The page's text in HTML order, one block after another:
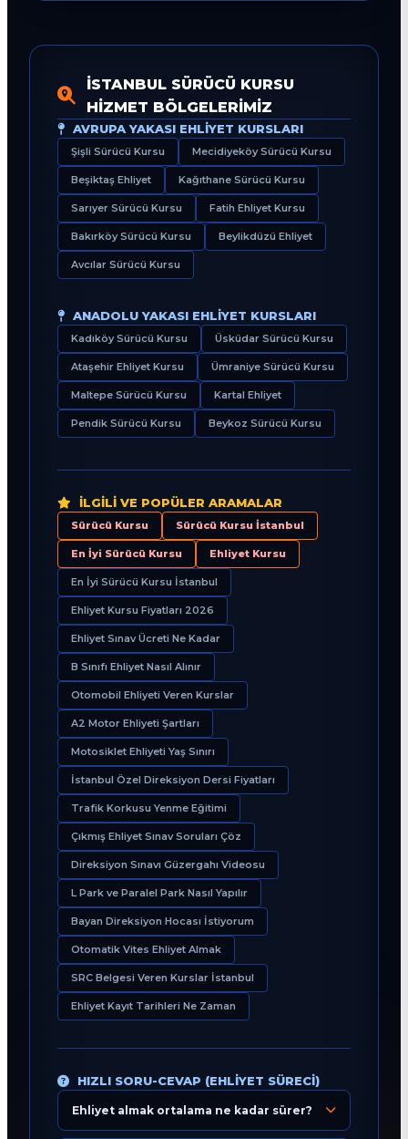
İSTANBUL SÜRÜCÜ KURSU
HIZMET BÖLGELERIMIZ
AVRUPA YAKASI EHLIYET KURSLARI
Şişli Sürücü Kursu Mecidiyeköy Sürücü Kursu
Beşiktaş Ehliyet Kağıthane Sürücü Kursu
Sarıyer Sürücü Kursu Fatih Ehliyet Kursu
Bakırköy Sürücü Kursu Beylikdüzü Ehliyet
Avcılar Sürücü Kursu
ANADOLU YAKASI EHLIYET KURSLARI
Kadıköy Sürücü Kursu Üsküdar Sürücü Kursu
Ataşehir Ehliyet Kursu Ümraniye Sürücü Kursu
Maltepe Sürücü Kursu Kartal Ehliyet
Pendik Sürücü Kursu Beykoz Sürücü Kursu
İLGILI VE POPÜLER ARAMALAR
Sürücü Kursu Sürücü Kursu İstanbul
En İyi Sürücü Kursu Ehliyet Kursu
En İyi Sürücü Kursu İstanbul
Ehliyet Kursu Fiyatları 2026
Ehliyet Sınav Ücreti Ne Kadar
B Sınıfı Ehliyet Nasıl Alınır
Otomobil Ehliyeti Veren Kurslar
A2 Motor Ehliyeti Şartları
Motosiklet Ehliyeti Yaş Sınırı
İstanbul Özel Direksiyon Dersi Fiyatları
Trafik Korkusu Yenme Eğitimi
Çıkmış Ehliyet Sınav Soruları Çöz
Direksiyon Sınavı Güzergahı Videosu
L Park ve Paralel Park Nasıl Yapılır
Bayan Direksiyon Hocası İstiyorum
Otomatik Vites Ehliyet Almak
SRC Belgesi Veren Kurslar İstanbul
Ehliyet Kayıt Tarihleri Ne Zaman
HIZLI SORU-CEVAP (EHLIYET SÜRECI)
Ehliyet almak ortalama ne kadar sürer?
Eğitim Danışmanı